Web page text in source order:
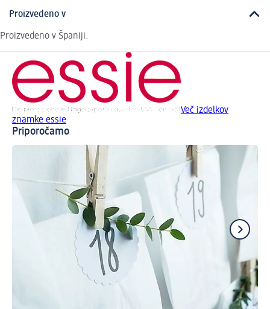
Proizvedeno v
Proizvedeno v Španiji.
Več izdelkov
znamke essie
Priporočamo